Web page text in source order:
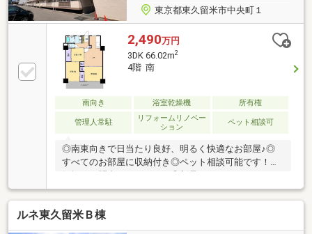
東京都東久留米市中央町１
2,490万円
3DK 66.02m2
4階 南
南向き 浴室乾燥機 所有権
管理人常駐
リフォームリノベー
ション
ペット相談可
◎南東向きで日当たり良好、明るく快適なお部屋♪◎
すべてのお部屋に収納付き◎ペット相談可能です！お
トイレ、クロス張替、洋室6帖フローリング張替済み
＼商業施設が至近距離！毎日のお買い物を快適に／◎
駅徒歩約10分！駅前には飲食店・銀行・コンビニなど
お仕事帰りの利用に♪◎西武池袋線で池袋駅まで約20
ルネ東久留米Ｂ棟